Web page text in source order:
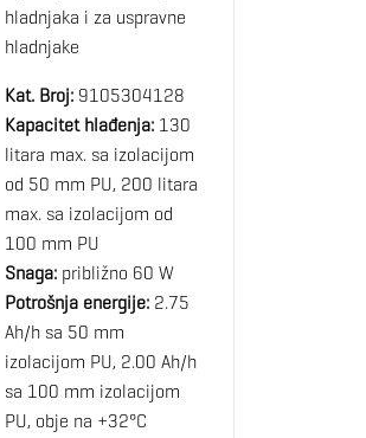
hladnjaka i za uspravne
hladnjake
Kat. Broj:9105304128
Kapacitet hlađenja:130
litara max. sa izolacijom
od 50 mm PU, 200 litara
max. sa izolacijom od
100 mm PU
Snaga:približno 60 W
Potrošnja energije:2.75
Ah/h sa 50 mm
izolacijom PU, 2.00 Ah/h
sa 100 mm izolacijom
PU, obje na +32°C